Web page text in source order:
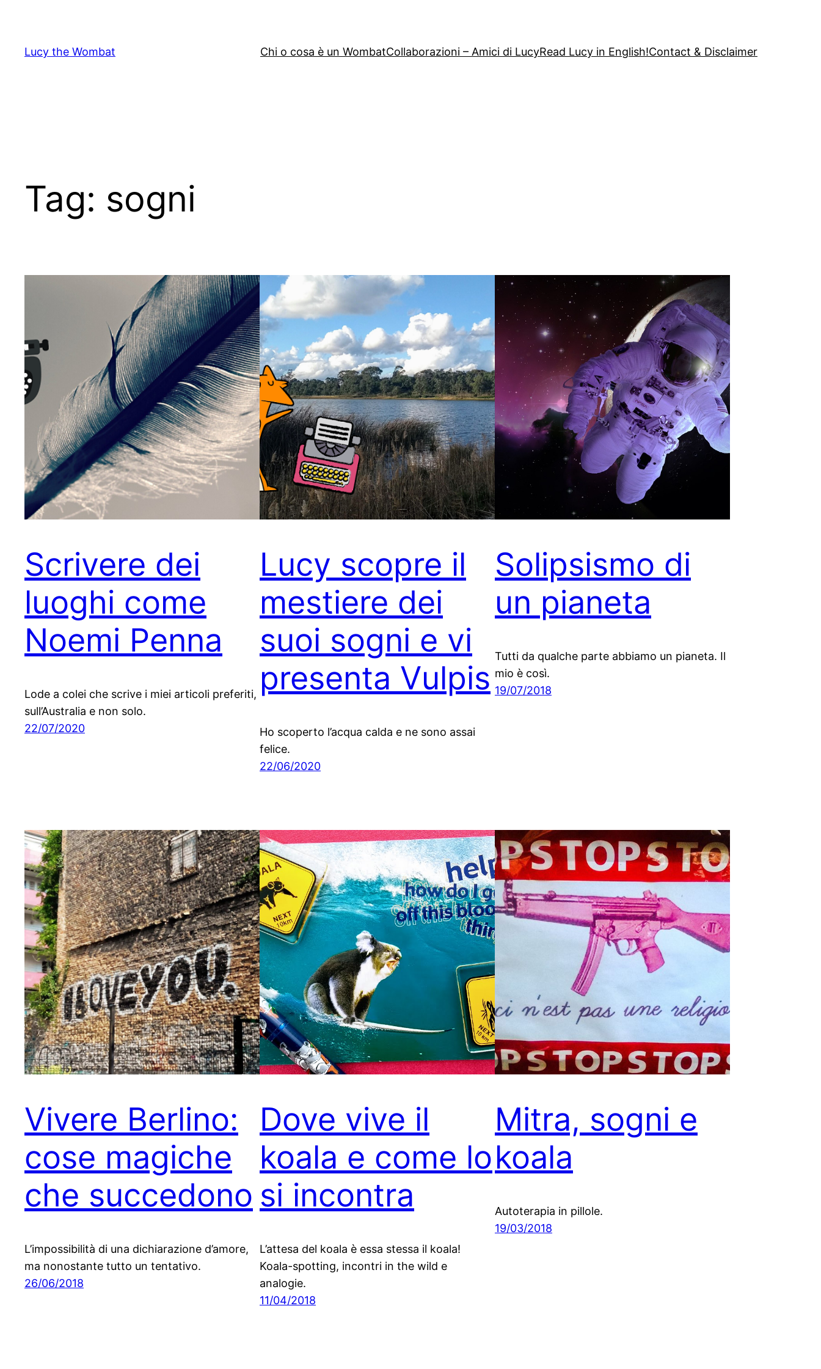
contenuto
Lucy the Wombat Chi o cosa è un WombatCollaborazioni – Amici di LucyRead Lucy in English!Contact & Disclaimer
Tag: sogni
Scrivere dei
luoghi come
Noemi Penna
Lode a colei che scrive i miei articoli preferiti,
sull’Australia e non solo.
22/07/2020
Lucy scopre il
mestiere dei
suoi sogni e vi
presenta Vulpis
Ho scoperto l’acqua calda e ne sono assai
felice.
22/06/2020
Solipsismo di
un pianeta
Tutti da qualche parte abbiamo un pianeta. Il
mio è così.
19/07/2018
Vivere Berlino:
cose magiche
che succedono
L’impossibilità di una dichiarazione d’amore,
ma nonostante tutto un tentativo.
26/06/2018
Dove vive il
koala e come lo
si incontra
L’attesa del koala è essa stessa il koala!
Koala-spotting, incontri in the wild e
analogie.
11/04/2018
Mitra, sogni e
koala
Autoterapia in pillole.
19/03/2018